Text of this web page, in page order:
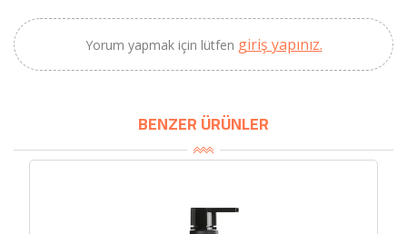
Yorum yapmak için lütfen giriş yapınız.
BENZER ÜRÜNLER
BU HAFTANIN PLANLI İNDİRİMİ
2320,00 TL
Sızma Zeytinyağı
Güney Ege, 5 Litre) -